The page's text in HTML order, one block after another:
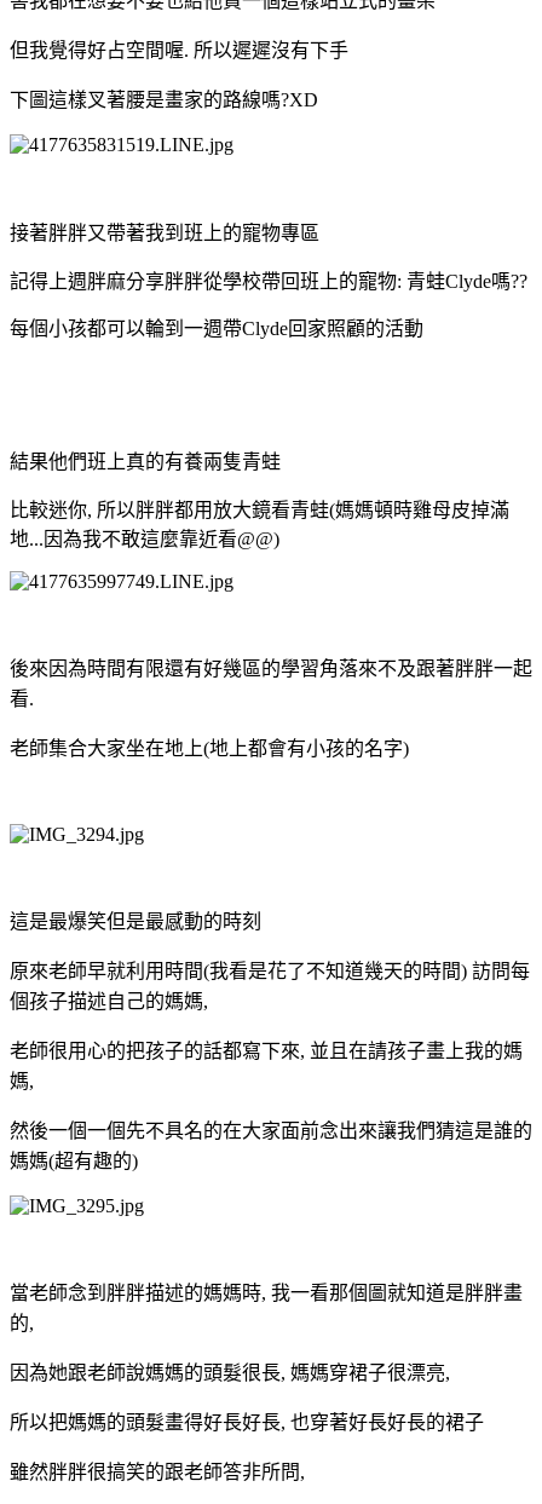
但我覺得好占空間喔. 所以遲遲沒有下手
下圖這樣叉著腰是畫家的路線嗎?XD
接著胖胖又帶著我到班上的寵物專區
記得上週胖麻分享胖胖從學校帶回班上的寵物: 青蛙Clyde嗎??
每個小孩都可以輪到一週帶Clyde回家照顧的活動
結果他們班上真的有養兩隻青蛙
比較迷你, 所以胖胖都用放大鏡看青蛙(媽媽頓時雞母皮掉滿
地...因為我不敢這麼靠近看@@)
後來因為時間有限還有好幾區的學習角落來不及跟著胖胖一起
看.
老師集合大家坐在地上(地上都會有小孩的名字)
這是最爆笑但是最感動的時刻
原來老師早就利用時間(我看是花了不知道幾天的時間) 訪問每
個孩子描述自己的媽媽,
老師很用心的把孩子的話都寫下來, 並且在請孩子畫上我的媽
媽,
然後一個一個先不具名的在大家面前念出來讓我們猜這是誰的
媽媽(超有趣的)
當老師念到胖胖描述的媽媽時, 我一看那個圖就知道是胖胖畫
的,
因為她跟老師說媽媽的頭髮很長, 媽媽穿裙子很漂亮,
所以把媽媽的頭髮畫得好長好長, 也穿著好長好長的裙子
雖然胖胖很搞笑的跟老師答非所問,